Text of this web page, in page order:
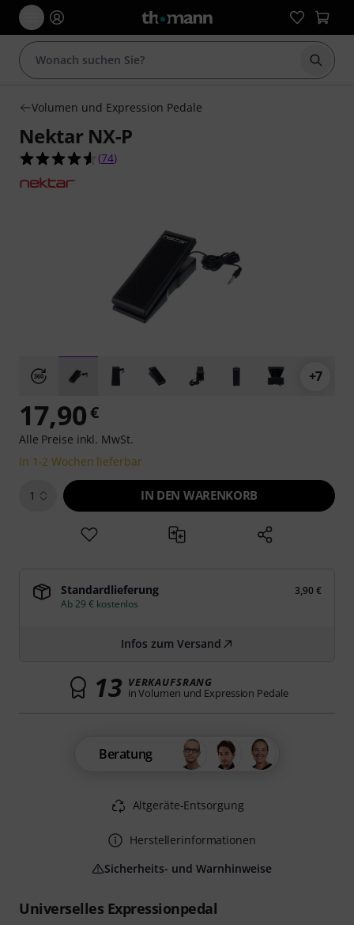
Suche
Volumen und Expression Pedale
Nektar NX-P
4.5 von 5 Sternen aus 74 Kundenbewertungen
(74)
+7
Universelles Expressionpedal
17,90€
Alle Preise inkl. MwSt.
In 1-2 Wochen lieferbar
1 IN DEN WARENKORB
Standardlieferung
3,90 €
Ab 29 € kostenlos
Infos zum Versand
13 VERKAUFSRANG
in Volumen und Expression Pedale
Beratung
Altgeräte-Entsorgung
Herstellerinformationen
Sicherheits- und Warnhinweise